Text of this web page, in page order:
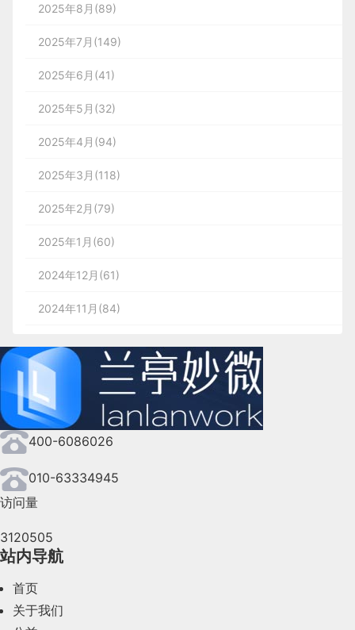
2025年8月(89)
2025年7月(149)
2025年6月(41)
2025年5月(32)
2025年4月(94)
2025年3月(118)
2025年2月(79)
2025年1月(60)
2024年12月(61)
2024年11月(84)
2024年9月(144)
2024年8月(164)
2024年7月(107)
2024年6月(63)
2024年4月(44)
2024年2月(58)
400-6086026
010-63334945
访问量
3120505
站内导航
首页
关于我们